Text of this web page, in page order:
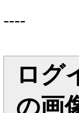
----
ログ
の画